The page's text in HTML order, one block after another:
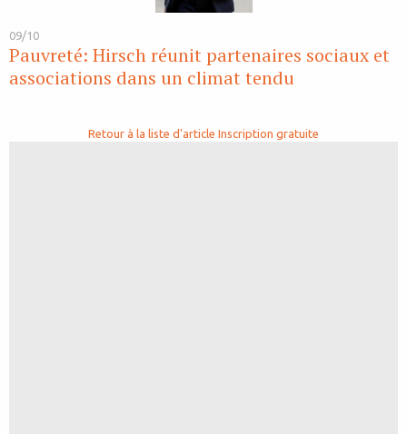
09/10
Pauvreté: Hirsch réunit partenaires sociaux et
associations dans un climat tendu
Retour à la liste d'article Inscription gratuite